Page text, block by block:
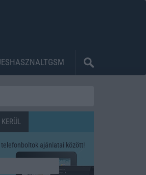
telefonboltok ajánlatai között!